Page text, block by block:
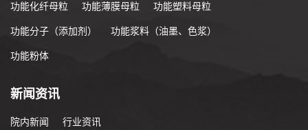
功能化纤母粒 功能薄膜母粒 功能塑料母粒
功能分子（添加剂） 功能浆料（油墨、色浆）
功能粉体
新闻资讯
院内新闻 行业资讯